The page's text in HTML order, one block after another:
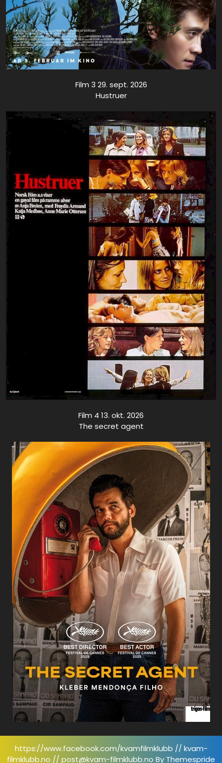
Film 3 29. sept. 2026
Hustruer
Film 4 13. okt. 2026
The secret agent
https://www.facebook.com/kvamfilmklubb // kvam-
filmklubb.no // post@kvam-filmklubb.no By Themespride